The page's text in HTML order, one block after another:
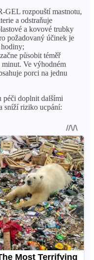
rozpouští mastnotu,
a odstraňuje
a kovové trubky
požadovaný účinek je
působit téměř
minut. Ve výhodném
porci na jednu
péči doplnit dalšími
sníží riziko ucpání: